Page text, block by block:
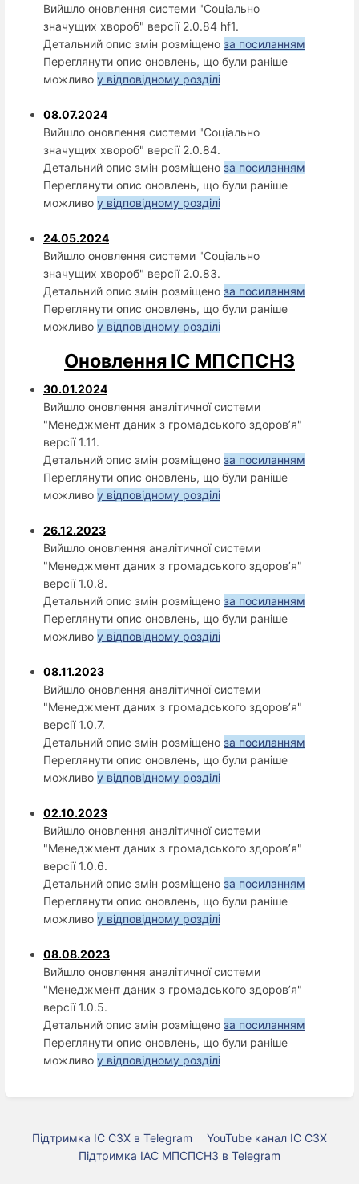
Вийшло оновлення системи "Соціально
значущих хвороб" версії 2.0.84 hf1.
Детальний опис змін розміщено за посиланням
Переглянути опис оновлень, що були раніше
можливо у відповідному розділі
08.07.2024
Вийшло оновлення системи "Соціально
значущих хвороб" версії 2.0.84.
Детальний опис змін розміщено за посиланням
Переглянути опис оновлень, що були раніше
можливо у відповідному розділі
24.05.2024
Вийшло оновлення системи "Соціально
значущих хвороб" версії 2.0.83.
Детальний опис змін розміщено за посиланням
Переглянути опис оновлень, що були раніше
можливо у відповідному розділі
Оновлення ІС МПСПСНЗ
30.01.2024
Вийшло оновлення аналітичної системи
"Менеджмент даних з громадського здоров’я"
версії 1.11.
Детальний опис змін розміщено за посиланням
Переглянути опис оновлень, що були раніше
можливо у відповідному розділі
26.12.2023
Вийшло оновлення аналітичної системи
"Менеджмент даних з громадського здоров’я"
версії 1.0.8.
Детальний опис змін розміщено за посиланням
Переглянути опис оновлень, що були раніше
можливо у відповідному розділі
08.11.2023
Вийшло оновлення аналітичної системи
"Менеджмент даних з громадського здоров’я"
версії 1.0.7.
Детальний опис змін розміщено за посиланням
Переглянути опис оновлень, що були раніше
можливо у відповідному розділі
02.10.2023
Вийшло оновлення аналітичної системи
"Менеджмент даних з громадського здоров’я"
версії 1.0.6.
Детальний опис змін розміщено за посиланням
Переглянути опис оновлень, що були раніше
можливо у відповідному розділі
08.08.2023
Вийшло оновлення аналітичної системи
"Менеджмент даних з громадського здоров’я"
версії 1.0.5.
Детальний опис змін розміщено за посиланням
Переглянути опис оновлень, що були раніше
можливо у відповідному розділі
Підтримка ІС СЗХ в Telegram
YouTube канал ІС СЗХ
Підтримка ІАС МПСПСНЗ в Telegram